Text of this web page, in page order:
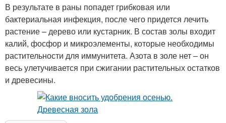
В результате в раны попадет грибковая или
бактериальная инфекция, после чего придется лечить
растение – дерево или кустарник. В состав золы входит
калий, фосфор и микроэлементы, которые необходимы
растительности для иммунитета. Азота в золе нет – он
весь улетучивается при сжигании растительных остатков
и древесины.